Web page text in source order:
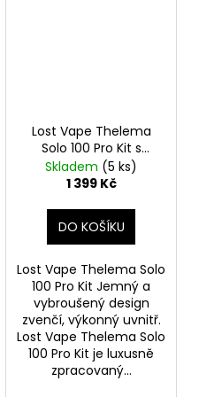
Lost Vape Thelema
Solo 100 Pro Kit s
Centaurus Sub Ohm
Tank V2 (Wavy Silver)
Skladem (5 ks)
1 399 Kč
DO KOŠÍKU
Lost Vape Thelema Solo
100 Pro Kit Jemný a
vybroušený design
zvenčí, výkonný uvnitř.
Lost Vape Thelema Solo
100 Pro Kit je luxusně
zpracovaný...